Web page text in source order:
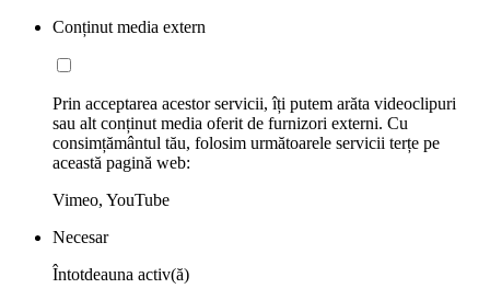
Conținut media extern
Prin acceptarea acestor servicii, îți putem arăta videoclipuri
sau alt conținut media oferit de furnizori externi. Cu
consimțământul tău, folosim următoarele servicii terțe pe
această pagină web:
Vimeo, YouTube
Necesar
Întotdeauna activ(ă)